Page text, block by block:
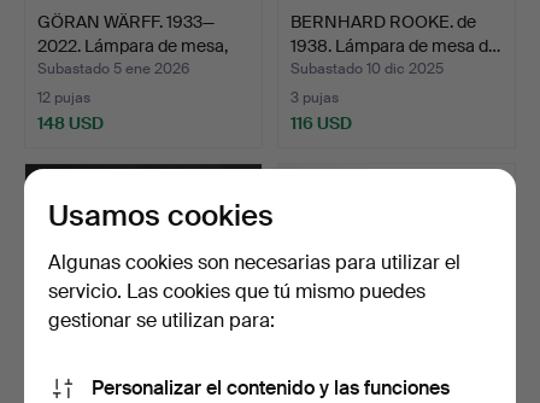
GÖRAN WÄRFF. 1933—
2022. Lámpara de mesa,
K…
Subastado 5 ene 2026
12 pujas
148 USD
BERNHARD ROOKE. de
1938. Lámpara de mesa d…
Subastado 10 dic 2025
3 pujas
116 USD
Usamos cookies
Algunas cookies son necesarias para utilizar el
servicio. Las cookies que tú mismo puedes
gestionar se utilizan para:
Personalizar el contenido y las funciones